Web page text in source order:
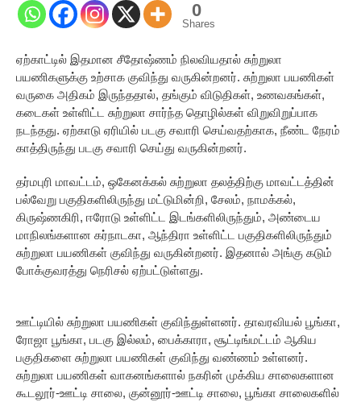
0
Shares
ஏற்காட்டில் இதமான சீதோஷ்ணம் நிலவியதால் சுற்றுலா
பயணிகளுக்கு உற்சாக குவிந்து வருகின்றனர். சுற்றுலா பயணிகள்
வருகை அதிகம் இருந்ததால், தங்கும் விடுதிகள், உணவகங்கள்,
கடைகள் உள்ளிட்ட சுற்றுலா சார்ந்த தொழில்கள் விறுவிறுப்பாக
நடந்தது. ஏற்காடு ஏரியில் படகு சவாரி செய்வதற்காக, நீண்ட நேரம்
காத்திருந்து படகு சவாரி செய்து வருகின்றனர்.
தர்மபுரி மாவட்டம், ஒகேனக்கல் சுற்றுலா தலத்திற்கு மாவட்டத்தின்
பல்வேறு பகுதிகளிலிருந்து மட்டுமின்றி, சேலம், நாமக்கல்,
கிருஷ்ணகிரி, ஈரோடு உள்ளிட்ட இடங்களிலிருந்தும், அண்டைய
மாநிலங்களான கர்நாடகா, ஆந்திரா உள்ளிட்ட பகுதிகளிலிருந்தும்
சுற்றுலா பயணிகள் குவிந்து வருகின்றனர். இதனால் அங்கு கடும்
போக்குவரத்து நெரிசல் ஏற்பட்டுள்ளது.
ஊட்டியில் சுற்றுலா பயணிகள் குவிந்துள்ளனர். தாவரவியல் பூங்கா,
ரோஜா பூங்கா, படகு இல்லம், பைக்காரா, சூட்டிங்மட்டம் ஆகிய
பகுதிகளை சுற்றுலா பயணிகள் குவிந்து வண்ணம் உள்ளனர்.
சுற்றுலா பயணிகள் வாகனங்களால் நகரின் முக்கிய சாலைகளான
கூடலூர்-ஊட்டி சாலை, குன்னூர்-ஊட்டி சாலை, பூங்கா சாலைகளில்